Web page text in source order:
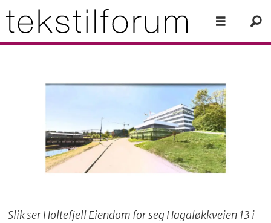
Slik ser Holtefjell Eiendom for seg Hagaløkkveien 13 i